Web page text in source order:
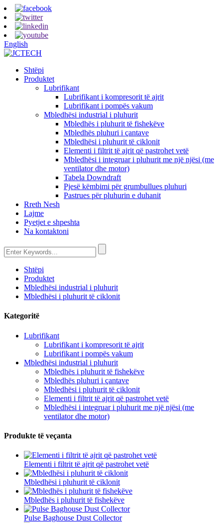
English
Shtëpi
Produktet
Lubrifikant
Lubrifikant i kompresorit të ajrit
Lubrifikant i pompës vakum
Mbledhësi industrial i pluhurit
Mbledhës i pluhurit të fishekëve
Mbledhës pluhuri i çantave
Mbledhësi i pluhurit të ciklonit
Elementi i filtrit të ajrit që pastrohet vetë
Mbledhësi i integruar i pluhurit me një njësi (me
ventilator dhe motor)
Tabela Downdraft
Pjesë këmbimi për grumbullues pluhuri
Pastrues për pluhurin e duhanit
Rreth Nesh
Lajme
Pyetjet e shpeshta
Na kontaktoni
Shtëpi
Produktet
Mbledhësi industrial i pluhurit
Mbledhësi i pluhurit të ciklonit
Kategoritë
Lubrifikant
Lubrifikant i kompresorit të ajrit
Lubrifikant i pompës vakum
Mbledhësi industrial i pluhurit
Mbledhës i pluhurit të fishekëve
Mbledhës pluhuri i çantave
Mbledhësi i pluhurit të ciklonit
Elementi i filtrit të ajrit që pastrohet vetë
Mbledhësi i integruar i pluhurit me një njësi (me
ventilator dhe motor)
Produkte të veçanta
Elementi i filtrit të ajrit që pastrohet vetë
Mbledhësi i pluhurit të ciklonit
Mbledhës i pluhurit të fishekëve
Pulse Baghouse Dust Collector